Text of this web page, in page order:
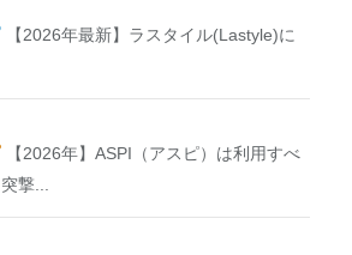
【2026年最新】ラスタイル(Lastyle)に
【2026年】ASPI（アスピ）は利用すべ
撃...